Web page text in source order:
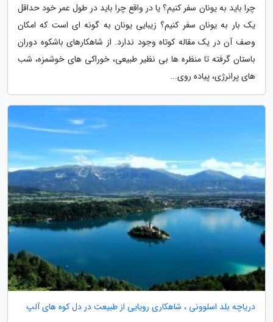
چرا باید به یونان سفر کنیم؟ یا در واقع چرا باید در طول عمر خود حداقل
یک بار به یونان سفر کنیم؟ زیبایی یونان به گونه ای است که امکان
وصف آن در یک مقاله کوتاه وجود ندارد. از شاهکارهای باشکوه دوران
باستان گرفته تا منظره ها بی نظیر طبیعی، خوراکی های خوشمزه، شب
های پرانرژی، پیاده روی...
دریاچه بلد اسلوونی ، شاهکاری رویایی از طبیعت در دل کوه های آلپ